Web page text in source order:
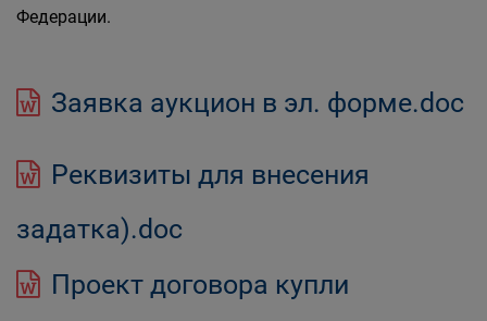
Федерации.
Заявка аукцион в эл. форме.doc
Реквизиты для внесения
задатка).doc
Проект договора купли